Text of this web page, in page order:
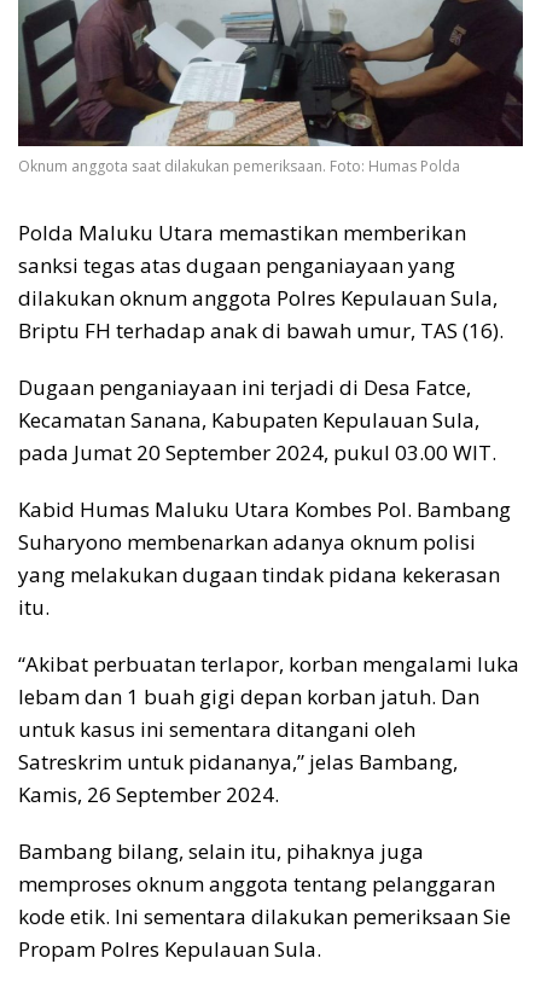
Oknum anggota saat dilakukan pemeriksaan. Foto: Humas Polda
Polda Maluku Utara memastikan memberikan
sanksi tegas atas dugaan penganiayaan yang
dilakukan oknum anggota Polres Kepulauan Sula,
Briptu FH terhadap anak di bawah umur, TAS (16).
Dugaan penganiayaan ini terjadi di Desa Fatce,
Kecamatan Sanana, Kabupaten Kepulauan Sula,
pada Jumat 20 September 2024, pukul 03.00 WIT.
Kabid Humas Maluku Utara Kombes Pol. Bambang
Suharyono membenarkan adanya oknum polisi
yang melakukan dugaan tindak pidana kekerasan
itu.
“Akibat perbuatan terlapor, korban mengalami luka
lebam dan 1 buah gigi depan korban jatuh. Dan
untuk kasus ini sementara ditangani oleh
Satreskrim untuk pidananya,” jelas Bambang,
Kamis, 26 September 2024.
Bambang bilang, selain itu, pihaknya juga
memproses oknum anggota tentang pelanggaran
kode etik. Ini sementara dilakukan pemeriksaan Sie
Propam Polres Kepulauan Sula.